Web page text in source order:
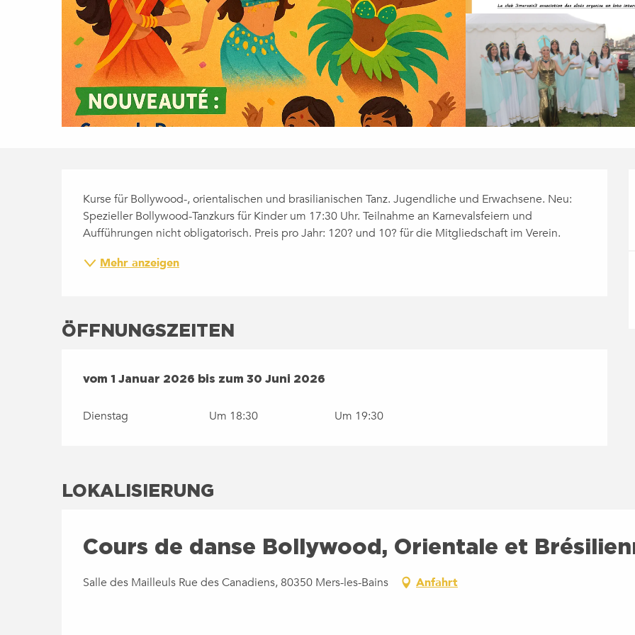
Kurse für Bollywood-, orientalischen und brasilianischen Tanz. Jugendliche und Erwachsene. Neu:
Spezieller Bollywood-Tanzkurs für Kinder um 17:30 Uhr. Teilnahme an Karnevalsfeiern und
Aufführungen nicht obligatorisch. Preis pro Jahr: 120? und 10? für die Mitgliedschaft im Verein.
Mehr anzeigen
ÖFFNUNGSZEITEN
VOM1 JANUAR 2026BIS ZUM30 JUNI 2026
vom 1 Januar 2026 bis zum 30 Juni 2026
Dienstag Um 18:30 Um 19:30
LOKALISIERUNG
Cours de danse Bollywood, Orientale et
Salle des Mailleuls Rue des Canadiens, 80350 Mers-les-Bains Anfahrt